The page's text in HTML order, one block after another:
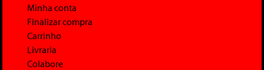
Minha conta
Finalizar compra
Carrinho
Livraria
Colabore